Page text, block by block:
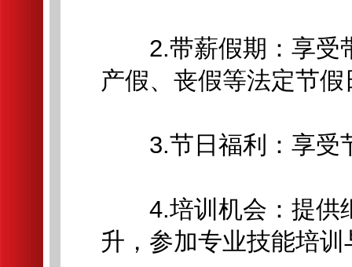
2.带薪假期：享受
产假、丧假等法定节假
3.节日福利：享受
4.培训机会：提供
升，参加专业技能培